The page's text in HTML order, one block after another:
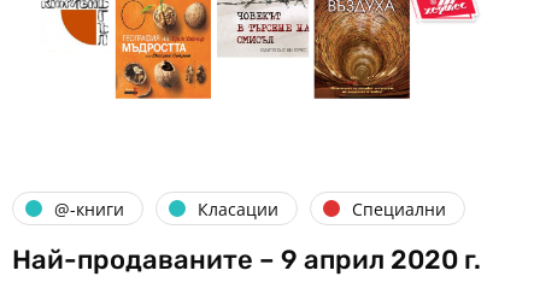
@-книги Класации Специални
Най-продаваните – 9 април 2020 г.